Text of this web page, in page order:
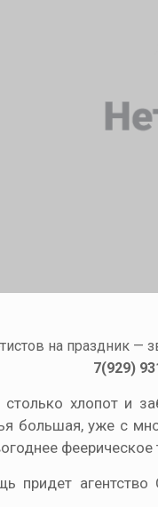
на праздник
7(929)
столько хлопот и
большая, уже с
придет